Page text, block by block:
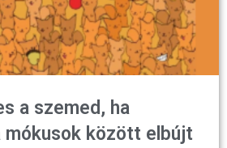
a szemed, ha
mókusok között elbújt